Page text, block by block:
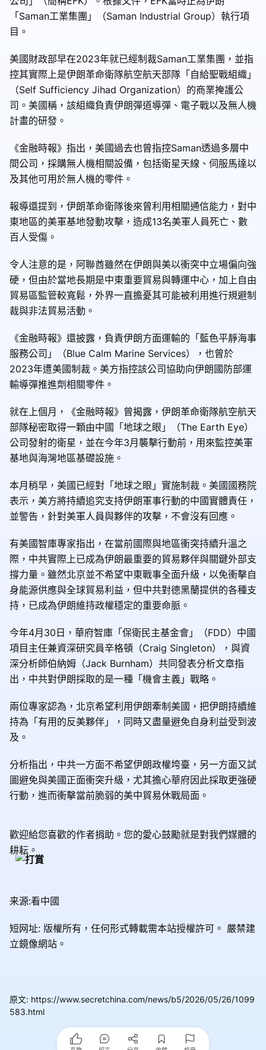
「Saman工業集團」（Saman Industrial Group）執行項
目。
美國財政部早在2023年就已經制裁Saman工業集團，並指
控其實際上是伊朗革命衛隊航空航天部隊「自給聖戰組織」
（Self Sufficiency Jihad Organization）的商業掩護公
司。美國稱，該組織負責伊朗彈道導彈、電子戰以及無人機
計畫的研發。
《金融時報》指出，美國過去也曾指控Saman透過多層中
間公司，採購無人機相關設備，包括衛星天線、伺服馬達以
及其他可用於無人機的零件。
報導還提到，伊朗革命衛隊後來曾利用相關通信能力，對中
東地區的美軍基地發動攻擊，造成13名美軍人員死亡、數
百人受傷。
令人注意的是，阿聯酋雖然在伊朗與美以衝突中立場偏向強
硬，但由於當地長期是中東重要貿易與轉運中心，加上自由
貿易區監管較寬鬆，外界一直擔憂其可能被利用進行規避制
裁與非法貿易活動。
《金融時報》還披露，負責伊朗方面運輸的「藍色平靜海事
服務公司」（Blue Calm Marine Services），也曾於
2023年遭美國制裁。美方指控該公司協助向伊朗國防部運
輸導彈推進劑相關零件。
就在上個月，《金融時報》曾揭露，伊朗革命衛隊航空航天
部隊秘密取得一顆由中國「地球之眼」（The Earth Eye）
公司發射的衛星，並在今年3月襲擊行動前，用來監控美軍
基地與海灣地區基礎設施。
本月稍早，美國已經對「地球之眼」實施制裁。美國國務院
表示，美方將持續追究支持伊朗軍事行動的中國實體責任，
並警告，針對美軍人員與夥伴的攻擊，不會沒有回應。
有美國智庫專家指出，在當前國際與地區衝突持續升溫之
際，中共實際上已成為伊朗最重要的貿易夥伴與關鍵外部支
撐力量。雖然北京並不希望中東戰事全面升級，以免衝擊自
身能源供應與全球貿易利益，但中共對德黑蘭提供的各種支
持，已成為伊朗維持政權穩定的重要命脈。
今年4月30日，華府智庫「保衛民主基金會」（FDD）中國
項目主任兼資深研究員辛格頓（Craig Singleton），與資
深分析師伯納姆（Jack Burnham）共同發表分析文章指
出，中共對伊朗採取的是一種「機會主義」戰略。
兩位專家認為，北京希望利用伊朗牽制美國，把伊朗持續維
持為「有用的反美夥伴」，同時又盡量避免自身利益受到波
及。
分析指出，中共一方面不希望伊朗政權垮臺，另一方面又試
圖避免與美國正面衝突升級，尤其擔心華府因此採取更強硬
行動，進而衝擊當前脆弱的美中貿易休戰局面。
歡迎給您喜歡的作者捐助。您的愛心鼓勵就是對我們媒體的
耕耘。
来源:看中國
短网址: 版權所有，任何形式轉載需本站授權許可。 嚴禁建
立鏡像網站。
原文: https://www.secretchina.com/news/b5/2026/05/26/1099
583.html